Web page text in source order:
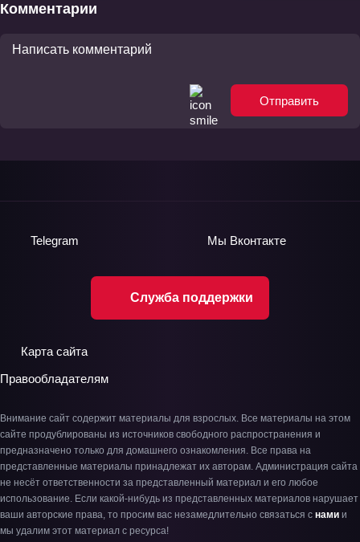
Комментарии
Отправить
Служба поддержки
Telegram Мы Вконтакте
Карта сайта
Правообладателям
Внимание сайт содержит материалы для взрослых. Все материалы на этом
сайте продублированы из источников свободного распространения и
предназначено только для домашнего ознакомления. Все права на
представленные материалы принадлежат их авторам. Администрация сайта
не несёт ответственности за представленный материал и его любое
использование. Если какой-нибудь из представленных материалов нарушает
ваши авторские права, то просим вас незамедлительно связаться с нами и
мы удалим этот материал с ресурса!